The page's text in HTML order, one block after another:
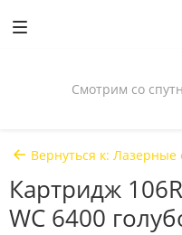
Смотрим со
Вернуться к:
Картридж
WC 6400